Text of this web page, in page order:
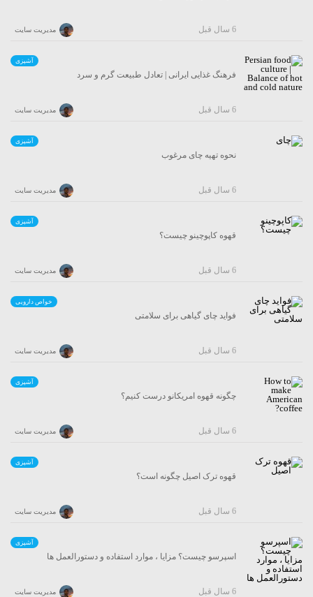
مدیریت سایت 6 سال قبل
آشپزی
فرهنگ غذایی ایرانی | تعادل طبیعت گرم و سرد
مدیریت سایت 6 سال قبل
آشپزی
نحوه تهیه چای مرغوب
مدیریت سایت 6 سال قبل
آشپزی
قهوه کاپوچینو چیست؟
مدیریت سایت 6 سال قبل
خواص دارویی
فواید چای گیاهی برای سلامتی
مدیریت سایت 6 سال قبل
آشپزی
چگونه قهوه امریکانو درست کنیم؟
مدیریت سایت 6 سال قبل
آشپزی
قهوه ترک اصیل چگونه است؟
مدیریت سایت 6 سال قبل
آشپزی
اسپرسو چیست؟ مزایا ، موارد استفاده و دستورالعمل ها
مدیریت سایت 6 سال قبل